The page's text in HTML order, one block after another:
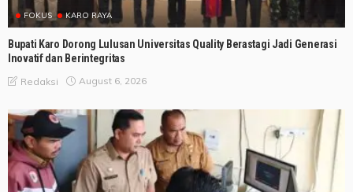
FOKUS KARO RAYA
Bupati Karo Dorong Lulusan Universitas Quality Berastagi Jadi Generasi
Inovatif dan Berintegritas
Redaksi August 6, 2026